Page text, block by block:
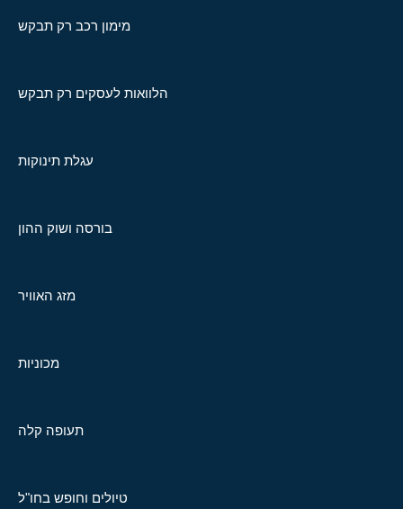
מימון רכב רק תבקש
הלוואות לעסקים רק תבקש
עגלת תינוקות
בורסה ושוק ההון
מזג האוויר
מכוניות
תעופה קלה
טיולים וחופש בחו"ל